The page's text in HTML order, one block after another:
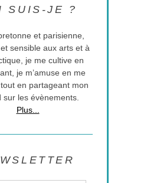
SUIS-JE ?
et parisienne,
sensible aux arts et à
je me cultive en
je m’amuse en me
en partageant mon
sur les évènements.
Plus...